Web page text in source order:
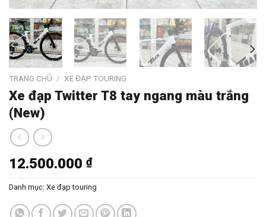
TRANG CHỦ / XE ĐẠP TOURING
Xe đạp Twitter T8 tay ngang màu trắng
(New)
12.500.000 ₫
Danh mục: Xe đạp touring